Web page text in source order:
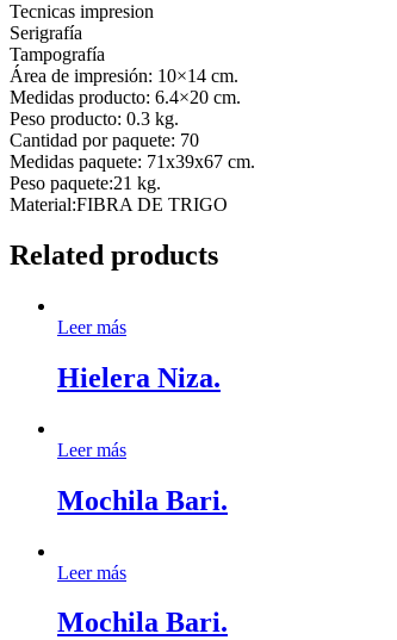
Tecnicas impresion
Serigrafía
Tampografía
Área de impresión: 10×14 cm.
Medidas producto: 6.4×20 cm.
Peso producto: 0.3 kg.
Cantidad por paquete: 70
Medidas paquete: 71x39x67 cm.
Peso paquete:21 kg.
Material:FIBRA DE TRIGO
Related products
Leer más
Hielera Niza.
Leer más
Mochila Bari.
Leer más
Mochila Bari.